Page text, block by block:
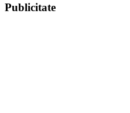
Publicitate